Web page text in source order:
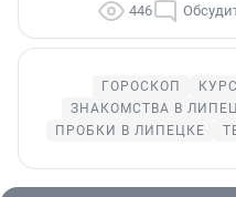
446
ГОРОСКОП
ЗНАКОМСТВА В
ПРОБКИ В ЛИПЕЦКЕ